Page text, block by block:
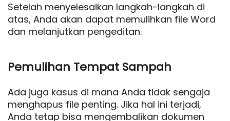
Setelah menyelesaikan langkah-langkah di
atas, Anda akan dapat memulihkan file Word
dan melanjutkan pengeditan.
Pemulihan Tempat Sampah
Ada juga kasus di mana Anda tidak sengaja
menghapus file penting. Jika hal ini terjadi,
Anda tetap bisa mengembalikan dokumen